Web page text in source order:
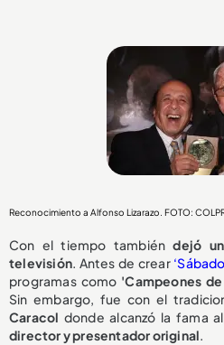
Reconocimiento a Alfonso Lizarazo. FOTO:
Con el tiempo tambiéndejó
televisión. Antes de crear
programas como 'Campeones
Sin embargo, fue con el
Caracol donde alcanzó la fama
director y presentador original.